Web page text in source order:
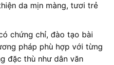
da mịn màng, tươi trẻ
chứng chỉ, đào tạo bài
pháp phù hợp với từng
đặc thù như dân văn